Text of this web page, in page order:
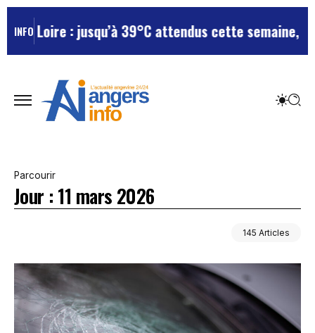
INFO 39°C attendus cette semaine, le
Parcourir
Jour : 11 mars 2026
145 Articles